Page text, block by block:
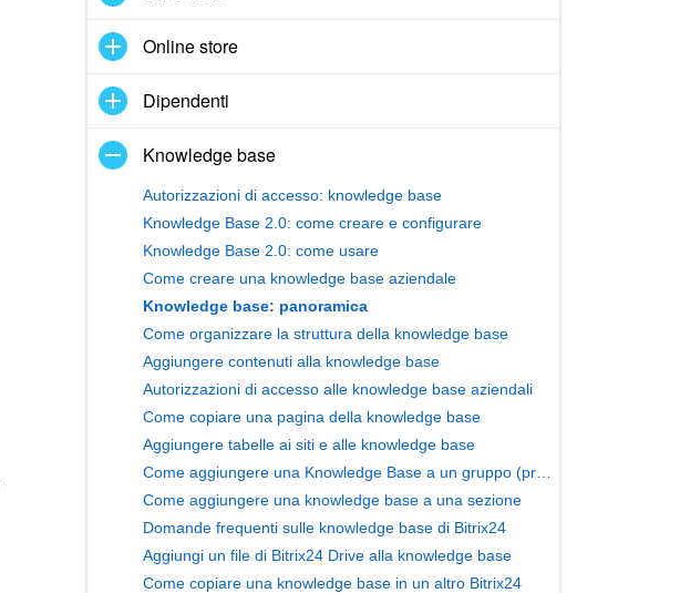
Online store
Dipendenti
Knowledge base
Autorizzazioni di accesso: knowledge base
Knowledge Base 2.0: come creare e configurare
Knowledge Base 2.0: come usare
Come creare una knowledge base aziendale
Knowledge base: panoramica
Come organizzare la struttura della knowledge base
Aggiungere contenuti alla knowledge base
Autorizzazioni di accesso alle knowledge base aziendali
Come copiare una pagina della knowledge base
Aggiungere tabelle ai siti e alle knowledge base
Come aggiungere una knowledge base a una sezione
Domande frequenti sulle knowledge base di Bitrix24
Aggiungi un file di Bitrix24 Drive alla knowledge base
Come copiare una knowledge base in un altro Bitrix24